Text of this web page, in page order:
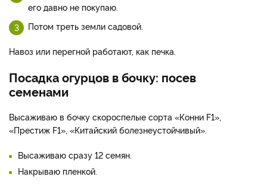
его давно не покупаю.
Потом треть земли садовой.
Навоз или перегной работают, как печка.
Посадка огурцов в бочку: посев
семенами
Высаживаю в бочку скороспелые сорта «Конни F1»,
«Престиж F1», «Китайский болезнеустойчивый».
Высаживаю сразу 12 семян.
Накрываю пленкой.